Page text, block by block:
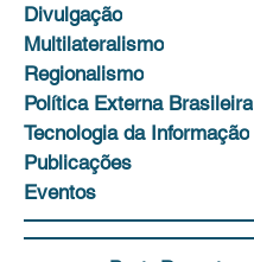
Divulgação
Multilateralismo
Regionalismo
Política Externa Brasileira
Tecnologia da Informação
Publicações
Eventos